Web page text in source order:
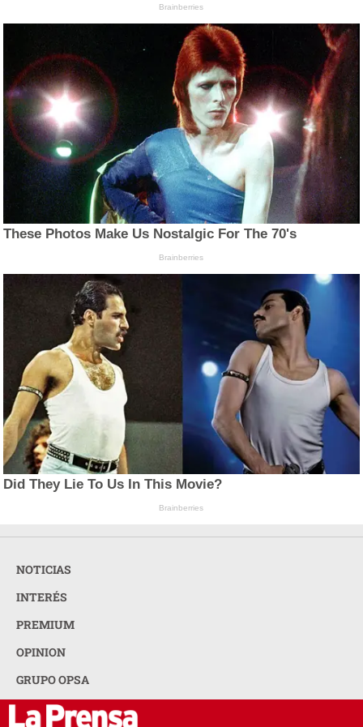
Brainberries
These Photos Make Us Nostalgic For The 70's
Brainberries
Did They Lie To Us In This Movie?
Brainberries
NOTICIAS
INTERÉS
PREMIUM
OPINION
GRUPO OPSA